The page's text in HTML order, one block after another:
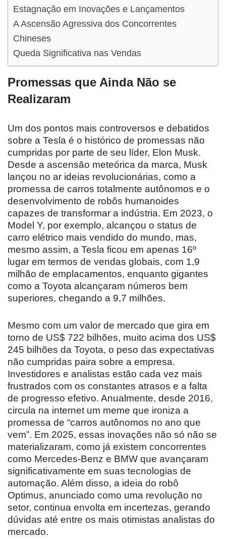
Estagnação em Inovações e Lançamentos
A Ascensão Agressiva dos Concorrentes
Chineses
Queda Significativa nas Vendas
Promessas que Ainda Não se
Realizaram
Um dos pontos mais controversos e debatidos
sobre a Tesla é o histórico de promessas não
cumpridas por parte de seu líder, Elon Musk.
Desde a ascensão meteórica da marca, Musk
lançou no ar ideias revolucionárias, como a
promessa de carros totalmente autônomos e o
desenvolvimento de robôs humanoides
capazes de transformar a indústria. Em 2023, o
Model Y, por exemplo, alcançou o status de
carro elétrico mais vendido do mundo, mas,
mesmo assim, a Tesla ficou em apenas 16º
lugar em termos de vendas globais, com 1,9
milhão de emplacamentos, enquanto gigantes
como a Toyota alcançaram números bem
superiores, chegando a 9,7 milhões.
Mesmo com um valor de mercado que gira em
torno de US$ 722 bilhões, muito acima dos US$
245 bilhões da Toyota, o peso das expectativas
não cumpridas paira sobre a empresa.
Investidores e analistas estão cada vez mais
frustrados com os constantes atrasos e a falta
de progresso efetivo. Anualmente, desde 2016,
circula na internet um meme que ironiza a
promessa de “carros autônomos no ano que
vem”. Em 2025, essas inovações não só não se
materializaram, como já existem concorrentes
como Mercedes-Benz e BMW que avançaram
significativamente em suas tecnologias de
automação. Além disso, a ideia do robô
Optimus, anunciado como uma revolução no
setor, continua envolta em incertezas, gerando
dúvidas até entre os mais otimistas analistas do
mercado.